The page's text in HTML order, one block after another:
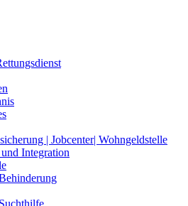
| Jobcenter| Wohngeldstelle
Integration